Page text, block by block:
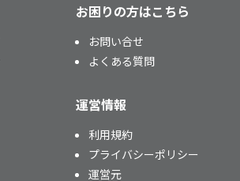
お困りの方はこちら
お問い合せ
よくある質問
運営情報
利用規約
プライバシーポリシー
運営元